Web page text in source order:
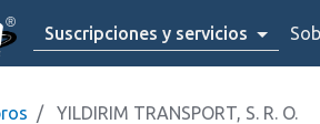
Suscripciones y servicios
YILDIRIM TRANSPORT, S. R. O.